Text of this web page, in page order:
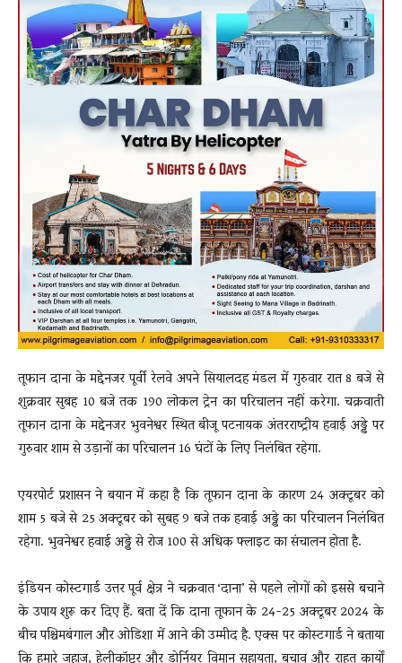
तूफान दाना के मद्देनजर पूर्वी रेलवे अपने सियालदह मंडल में गुरुवार रात 8 बजे से
शुक्रवार सुबह 10 बजे तक 190 लोकल ट्रेन का परिचालन नहीं करेगा. चक्रवाती
तूफान दाना के मद्देनजर भुवनेश्वर स्थित बीजू पटनायक अंतरराष्ट्रीय हवाई अड्डे पर
गुरुवार शाम से उड़ानों का परिचालन 16 घंटों के लिए निलंबित रहेगा.
एयरपोर्ट प्रशासन ने बयान में कहा है कि तूफान दाना के कारण 24 अक्टूबर को
शाम 5 बजे से 25 अक्टूबर को सुबह 9 बजे तक हवाई अड्डे का परिचालन निलंबित
रहेगा. भुवनेश्वर हवाई अड्डे से रोज 100 से अधिक फ्लाइट का संचालन होता है.
इंडियन कोस्टगार्ड उत्तर पूर्व क्षेत्र ने चक्रवात ‘दाना’ से पहले लोगों को इससे बचाने
के उपाय शुरू कर दिए हैं. बता दें कि दाना तूफान के 24-25 अक्टूबर 2024 के
बीच पश्चिमबंगाल और ओडिशा में आने की उम्मीद है. एक्स पर कोस्टगार्ड ने बताया